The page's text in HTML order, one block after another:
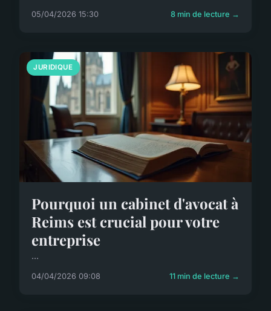
05/04/2026 15:30 8 min de lecture →
JURIDIQUE
Pourquoi un cabinet d'avocat à
Reims est crucial pour votre
entreprise
...
04/04/2026 09:08 11 min de lecture →